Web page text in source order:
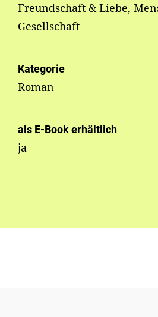
Freundschaft & Liebe,
Gesellschaft
Kategorie
Roman
als E-Book erhältlich
ja